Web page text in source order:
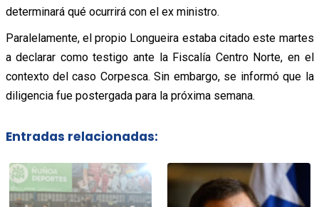
determinará qué ocurrirá con el ex ministro.
Paralelamente, el propio Longueira estaba citado este martes
a declarar como testigo ante la Fiscalía Centro Norte, en el
contexto del caso Corpesca. Sin embargo, se informó que la
diligencia fue postergada para la próxima semana.
Entradas relacionadas: